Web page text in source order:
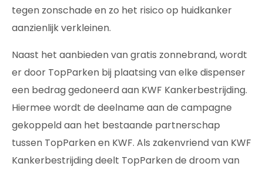
tegen zonschade en zo het risico op huidkanker
aanzienlijk verkleinen.
Naast het aanbieden van gratis zonnebrand, wordt
er door TopParken bij plaatsing van elke dispenser
een bedrag gedoneerd aan KWF Kankerbestrijding.
Hiermee wordt de deelname aan de campagne
gekoppeld aan het bestaande partnerschap
tussen TopParken en KWF. Als zakenvriend van KWF
Kankerbestrijding deelt TopParken de droom van